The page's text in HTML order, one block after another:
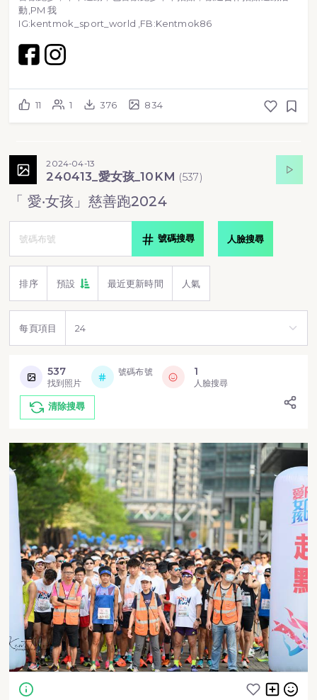
動,PM 我
IG:kentmok_sport_world ,FB:Kentmok86
11 1 376 834
2024-04-13
240413_愛女孩_10KM (537)
「 愛‧女孩」慈善跑2024
號碼搜尋 人臉搜尋
排序 預設 最近更新時間 人氣
每頁項目
537
找到照片
號碼布號 1
人臉搜尋
清除搜尋